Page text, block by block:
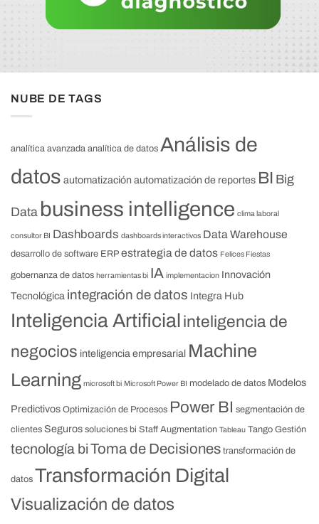
NUBE DE TAGS
analítica avanzada analítica de datos Análisis de
datos automatizaciónautomatización de reportes BI Big
Data business intelligence clima laboral
consultor BI Dashboards dashboards interactivos Data Warehouse
desarrollo de software ERP estrategia de datos Felices Fiestas
gobernanza de datos herramientas bi IA implementacion Innovación
Tecnológica integración de datos Integra Hub
Inteligencia Artificial inteligencia de
negocios inteligencia empresarial Machine
Learning microsoft bi Microsoft Power BI modelado de datos Modelos
Predictivos Optimización de Procesos Power BI segmentación de
clientes Seguros soluciones bi Staff Augmentation Tableau Tango Gestión
tecnología biToma de Decisiones transformación de
datos Transformación Digital
Visualización de datos